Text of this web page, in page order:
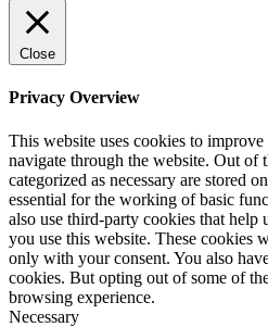
Close
Privacy Overview
This website uses cookies to
navigate through the website. Out of
categorized as necessary are stored
essential for the working of basic
also use third-party cookies that help
you use this website. These cookies
only with your consent. You also
cookies. But opting out of some of
browsing experience.
Necessary